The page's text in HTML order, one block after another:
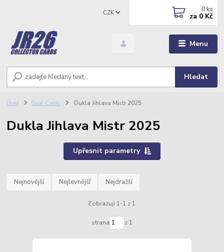
Menu
CZK
Hledat
0 ks
za 0 Kč
Úvod Goal Cards Dukla Jihlava Mistr 2025
Dukla Jihlava Mistr 2025
Upřesnit parametry
Nejnovější Nejlevnější Nejdražší
Zobrazuji 1-1 z 1
strana z 1